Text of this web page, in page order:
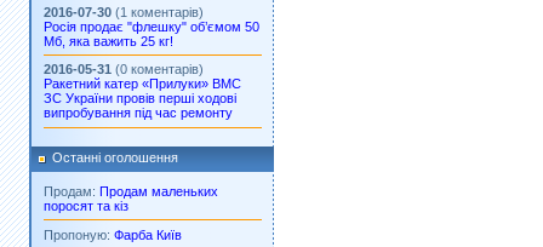
2016-07-30 (1 коментарів)
Росія продає "флешку" об’ємом 50
Мб, яка важить 25 кг!
2016-05-31 (0 коментарів)
Ракетний катер «Прилуки» ВМС
ЗС України провів перші ходові
випробування під час ремонту
Останні оголошення
Продам: Продам маленьких
поросят та кіз
Пропоную: Фарба Київ